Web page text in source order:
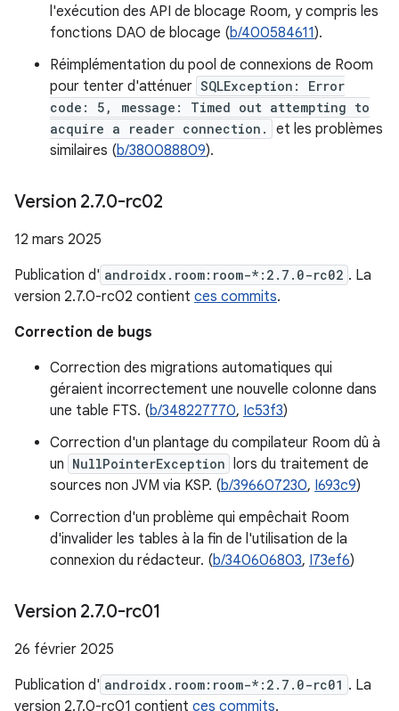
l'exécution des API de blocage Room, y compris les
fonctions DAO de blocage (b/400584611).
Réimplémentation du pool de connexions de Room
pour tenter d'atténuer SQLException: Error
code: 5, message: Timed out attempting to
acquire a reader connection.
et les problèmes
similaires (b/380088809).
Version 2.7.0-rc02
12 mars 2025
Publication d' androidx.room:room-*:2.7.0-rc02 . La
version 2.7.0-rc02 contient ces commits.
Correction de bugs
Correction des migrations automatiques qui
géraient incorrectement une nouvelle colonne dans
une table FTS. (b/348227770, Ic53f3)
Correction d'un plantage du compilateur Room dû à
un NullPointerException lors du traitement de
sources non JVM via KSP. (b/396607230, I693c9)
Correction d'un problème qui empêchait Room
d'invalider les tables à la fin de l'utilisation de la
connexion du rédacteur. (b/340606803, I73ef6)
Version 2.7.0-rc01
26 février 2025
Publication d' androidx.room:room-*:2.7.0-rc01 . La
version 2.7.0-rc01 contient ces commits.